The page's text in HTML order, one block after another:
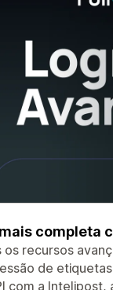
completa
recursos
de
com a